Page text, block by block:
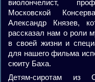
виолончелист,
Московской
Александр Князев,
рассказал нам о роли
в своей жизни и
для нашего фильма
сюиту Баха.
Детям-сиротам из